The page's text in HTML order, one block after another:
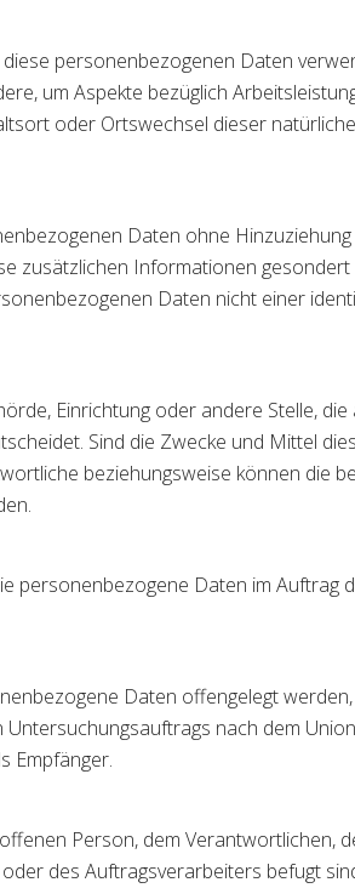
personenbezogenen Daten
um Aspekte bezüglich
oder Ortswechsel dieser
Daten ohne
zusätzlichen Informationen
Daten nicht einer
Einrichtung oder andere Stelle, die
Sind die Zwecke und Mittel
beziehungsweise können die
personenbezogene Daten im Auftrag
Daten offengelegt
nach dem
Empfänger.
Person, dem Verantwortlichen,
des Auftragsverarbeiters befugt